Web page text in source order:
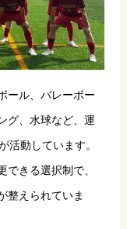
ール、バレーボー
グ、水球など、運
動しています。
きる選択制で、
整えられていま